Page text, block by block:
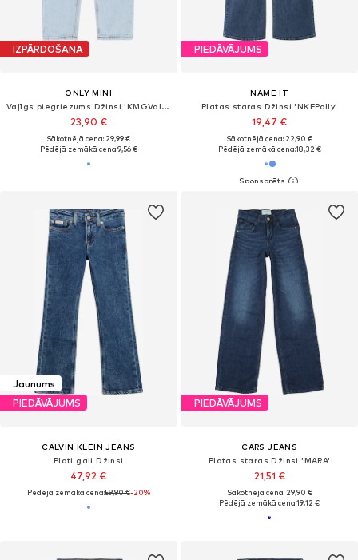
IZPĀRDOŠANA
ONLY MINI
Vaļīgs piegriezums Džinsi 'KMGValentine'
23,90 €
Sākotnējā cena: 29,99 €
Pēdējā zemākā cena:9,56 €
PIEDĀVĀJUMS
NAME IT
Platas staras Džinsi 'NKFPolly'
19,47 €
Sākotnējā cena: 22,90 €
Pēdējā zemākā cena:18,32 €
Jaunums
PIEDĀVĀJUMS
CALVIN KLEIN JEANS
Plati gali Džinsi
47,92 €
Pēdējā zemākā cena:59,90 €-20%
PIEDĀVĀJUMS
CARS JEANS
Platas staras Džinsi 'MARA'
21,51 €
Sākotnējā cena: 29,90 €
Pēdējā zemākā cena:19,12 €